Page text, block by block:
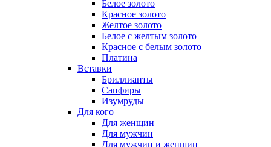
Белое золото
Красное золото
Желтое золото
Белое с желтым золото
Красное с белым золото
Платина
Вставки
Бриллианты
Сапфиры
Изумруды
Для кого
Для женщин
Для мужчин
Для мужчин и женщин